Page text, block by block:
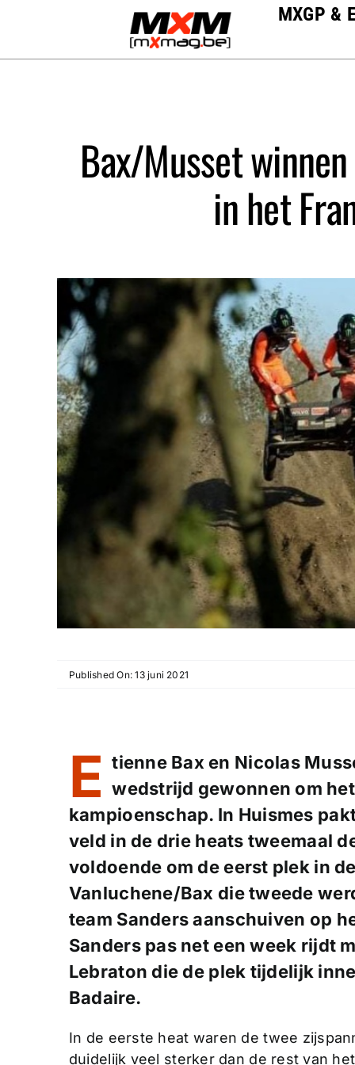
MXGP &
Bax/Musset
in het
Published On: 13 juni 2021
E tienne Bax en Nicolas
wedstrijd gewonnen om
kampioenschap. In Huismes
veld in de drie heats tweemaal
voldoende om de eerst plek in
Vanluchene/Bax die tweede
team Sanders aanschuiven op
Sanders pas net een week rijdt
Lebraton die de plek tijdelijk
Badaire.
In de eerste heat waren de twee
duidelijk veel sterker dan de rest van